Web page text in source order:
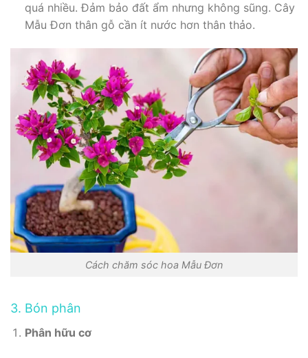
quá nhiều. Đảm bảo đất ẩm nhưng không sũng. Cây
Mẫu Đơn thân gỗ cần ít nước hơn thân thảo.
Cách chăm sóc hoa Mẫu Đơn
3. Bón phân
Phân hữu cơ